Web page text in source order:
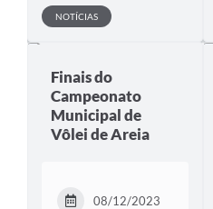
NOTÍCIAS
Finais do
Campeonato
Municipal de
Vôlei de Areia
08/12/2023